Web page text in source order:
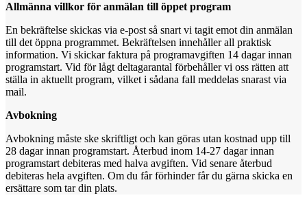
Allmänna villkor för anmälan till öppet program
En bekräftelse skickas via e-post så snart vi tagit emot din anmälan
till det öppna programmet. Bekräftelsen innehåller all praktisk
information. Vi skickar faktura på programavgiften 14 dagar innan
programstart. Vid för lågt deltagarantal förbehåller vi oss rätten att
ställa in aktuellt program, vilket i sådana fall meddelas snarast via
mail.
Avbokning
Avbokning måste ske skriftligt och kan göras utan kostnad upp till
28 dagar innan programstart. Återbud inom 14-27 dagar innan
programstart debiteras med halva avgiften. Vid senare återbud
debiteras hela avgiften. Om du får förhinder får du gärna skicka en
ersättare som tar din plats.